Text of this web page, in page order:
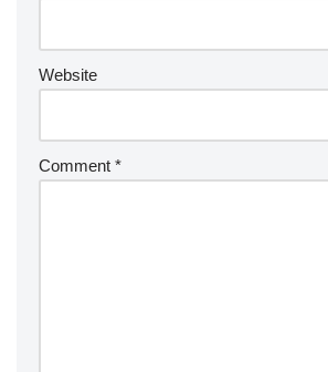
Website
Comment *